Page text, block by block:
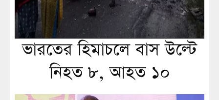
ভারতের হিমাচলে বাস উল্টে
নিহত ৮, আহত ১০